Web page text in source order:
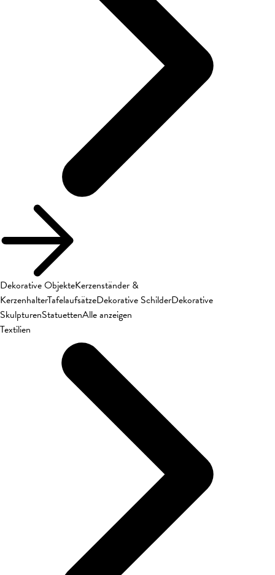
Dekorative ObjekteKerzenständer &
KerzenhalterTafelaufsätzeDekorative SchilderDekorative
SkulpturenStatuettenAlle anzeigen
Textilien